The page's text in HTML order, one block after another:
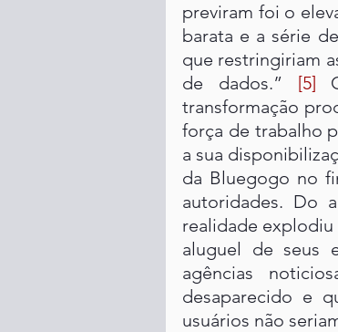
previram foi o
barata e a série
que restringiriam
de dados.” [5]
transformação
força de trabalho
a sua
da Bluegogo no
autoridades. Do
realidade
aluguel de seus
agências
desaparecido e
usuários não